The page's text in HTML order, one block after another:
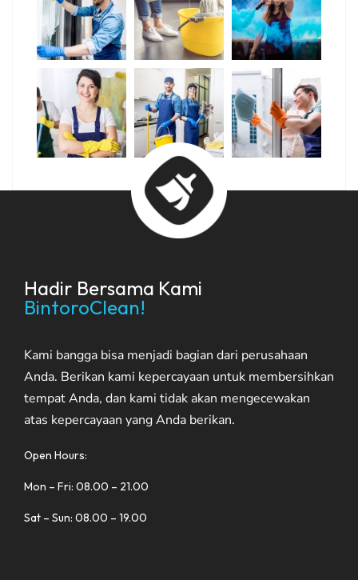
Hadir Bersama Kami
BintoroClean!
Kami bangga bisa menjadi bagian dari perusahaan
Anda. Berikan kami kepercayaan untuk membersihkan
tempat Anda, dan kami tidak akan mengecewakan
atas kepercayaan yang Anda berikan.
Open Hours:
Mon – Fri: 08.00 – 21.00
Sat – Sun: 08.00 – 19.00